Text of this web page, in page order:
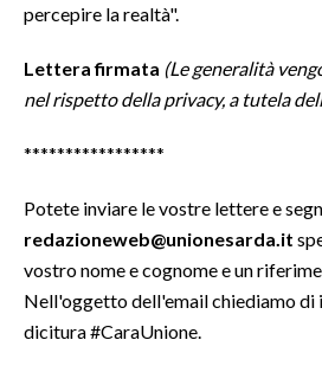
percepire la realtà".
Lettera firmata (Le generalità
nel rispetto della privacy, a tutela
*****************
Potete inviare le vostre lettere e
redazioneweb@unionesarda.it
vostro nome e cognome e un
Nell'oggetto dell'email chiediamo di
dicitura #CaraUnione.